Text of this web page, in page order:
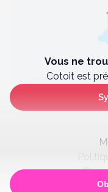
Vous ne
Cotoit est